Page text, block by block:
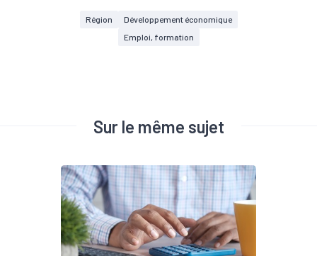
Région
Développement économique
Emploi, formation
Sur le même sujet